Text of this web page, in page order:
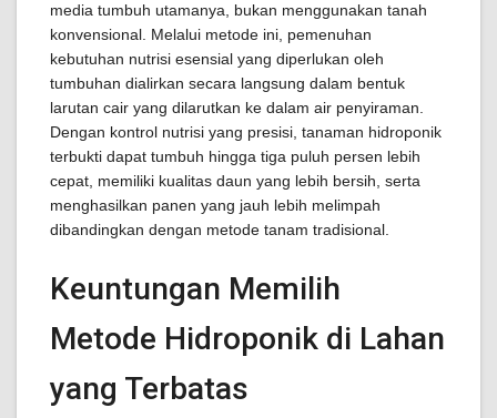
media tumbuh utamanya, bukan menggunakan tanah
konvensional. Melalui metode ini, pemenuhan
kebutuhan nutrisi esensial yang diperlukan oleh
tumbuhan dialirkan secara langsung dalam bentuk
larutan cair yang dilarutkan ke dalam air penyiraman.
Dengan kontrol nutrisi yang presisi, tanaman hidroponik
terbukti dapat tumbuh hingga tiga puluh persen lebih
cepat, memiliki kualitas daun yang lebih bersih, serta
menghasilkan panen yang jauh lebih melimpah
dibandingkan dengan metode tanam tradisional.
Keuntungan Memilih
Metode Hidroponik di Lahan
yang Terbatas